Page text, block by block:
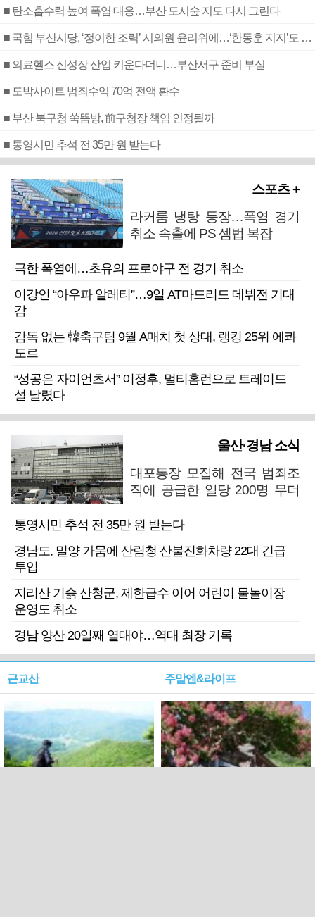
■ 탄소흡수력 높여 폭염 대응…부산 도시숲 지도 다시 그린다
■ 국힘 부산시당, ‘정이한 조력’ 시의원 윤리위에…‘한동훈 지지’도 신고접수
■ 의료헬스 신성장 산업 키운다더니…부산서구 준비 부실
■ 도박사이트 범죄수익 70억 전액 환수
■ 부산 북구청 쑥뜸방, 前구청장 책임 인정될까
■ 통영시민 추석 전 35만 원 받는다
스포츠 +
라커룸 냉탕 등장…폭염 경기
취소 속출에 PS 셈법 복잡
극한 폭염에…초유의 프로야구 전 경기 취소
이강인 “아우파 알레티”…9일 AT마드리드 데뷔전 기대
감
감독 없는 韓축구팀 9월 A매치 첫 상대, 랭킹 25위 에콰
도르
“성공은 자이언츠서” 이정후, 멀티홈런으로 트레이드
설 날렸다
울산·경남 소식
대포통장 모집해 전국 범죄조
직에 공급한 일당 200명 무더
통영시민 추석 전 35만 원 받는다
경남도, 밀양 가뭄에 산림청 산불진화차량 22대 긴급
투입
지리산 기슭 산청군, 제한급수 이어 어린이 물놀이장
운영도 취소
경남 양산 20일째 열대야…역대 최장 기록
근교산 주말엔&라이프